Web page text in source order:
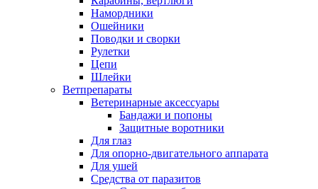
Намордники
Ошейники
Поводки и сворки
Рулетки
Цепи
Шлейки
Ветпрепараты
Ветеринарные аксессуары
Бандажи и попоны
Защитные воротники
Для глаз
Для опорно-двигательного аппарата
Для ушей
Средства от паразитов